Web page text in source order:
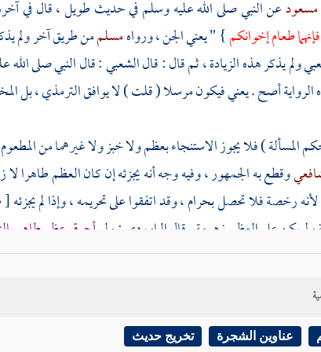
مسعودعن النبي صلى الله عليه وسلم في حديث طويل ، قال في
طعام إخوانكم} " يعني الجن ، ورواهمسلممن طريق آخر ولم
ولم يذكر هذه الزيادة ، ثم قال : قالالشعبي: قال النبي صلى
أصح . يعني فيكون مرسلا (قلت) لا يوافقالترمذي، بل
المسألة ) فلا يجوز الاستنجاء بعظم ولا خبز ولا غيرهما من
وقطع به الجمهور ، وفيه وجه أنه يجزئه إن كان العظم طاهرا
رخصة فلا تحصل بحرام ، وقد اتفقوا على تحريمه ، وإذا لم يجزئه[
ولم يكن على العظم زهومة . قالالماوردي : ولوأحرق عظم طاهر
أحالته ، والثاني : لا يجوز لعموم الحديث في النهي عن الرمة
والله أعلم .
أصحابنا على تحريم الاستنجاء بجميع المطعومات كالخبز واللحم
عناوين الشجرة تخريج حديث